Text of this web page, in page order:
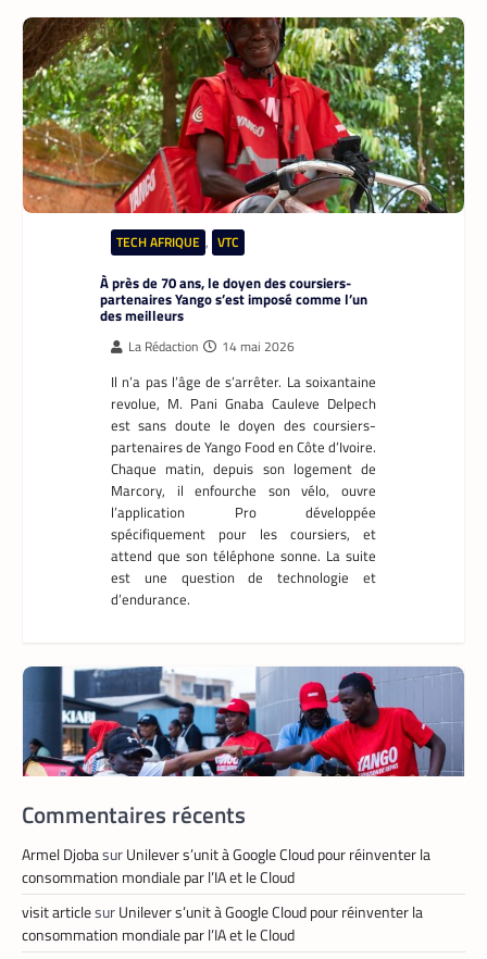
spécifiquement pour les coursiers, et
attend que son téléphone sonne. La suite
est une question de technologie et
d’endurance.
APPLICATION , TECH AFRIQUE
Prosuma et Yango Food : un partenariat qui
impacte le marché du travail ivoirien
La Rédaction 10 mai 2026
Le partenariat entre Prosuma et Yango
Food promet de transformer le commerce
ivoirien en stimulant l’emploi local,
digitalisant les métiers de la livraison et
structurant une chaîne logistique moderne
TECH MONDE , VTC
Heetch : désormais, les passagers peuvent
Commentaires récents
Armel DjobasurUnilever s’unit à Google Cloud pour réinventer la
consommation mondiale par l’IA et le Cloud
visit articlesurUnilever s’unit à Google Cloud pour réinventer la
consommation mondiale par l’IA et le Cloud